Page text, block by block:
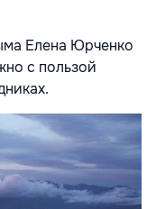
Елена Юрченко
с пользой